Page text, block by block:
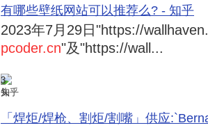
有哪些壁纸网站可以推荐么? - 知乎
2023年7月29日 "https://
pcoder.cn"及"https://wall...
3
知乎
「焊炬/焊枪、割炬/割嘴」供应